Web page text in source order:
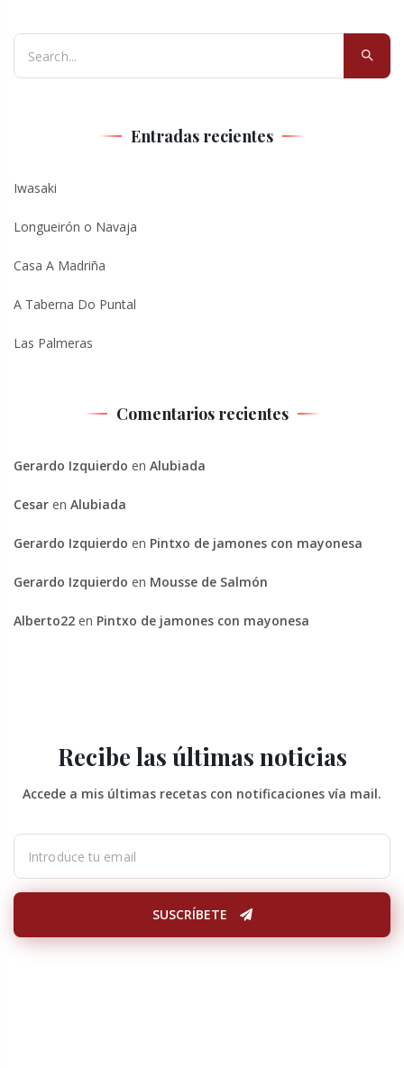
Entradas recientes
Iwasaki
Longueirón o Navaja
Casa A Madriña
A Taberna Do Puntal
Las Palmeras
Comentarios recientes
Gerardo Izquierdo en Alubiada
Cesar en Alubiada
Gerardo Izquierdo en Pintxo de jamones con mayonesa
Gerardo Izquierdo en Mousse de Salmón
Alberto22 en Pintxo de jamones con mayonesa
Recibe las últimas noticias
Accede a mis últimas recetas con notificaciones vía mail.
SUSCRÍBETE